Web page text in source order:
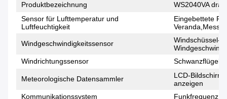
Produktbezeichnung
WS2040VA
Sensor für Lufttemperatur und
Luftfeuchtigkeit
Eingebettete
Windgeschwindigkeitssensor
Windschüssel-
Windrichtungssensor
Meteorologische Datensammler
LCD-
anzeigen
Kommunikationssystem
Funkfrequenz